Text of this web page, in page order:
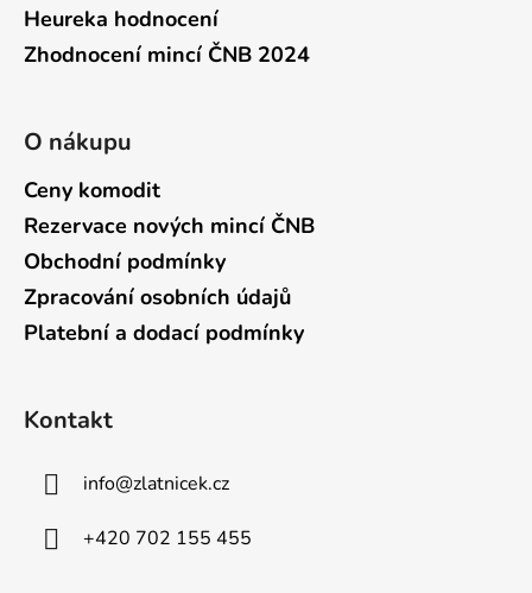
Heureka hodnocení
Zhodnocení mincí ČNB 2024
O nákupu
Ceny komodit
Rezervace nových mincí ČNB
Obchodní podmínky
Zpracování osobních údajů
Platební a dodací podmínky
Kontakt
info@zlatnicek.cz
+420 702 155 455